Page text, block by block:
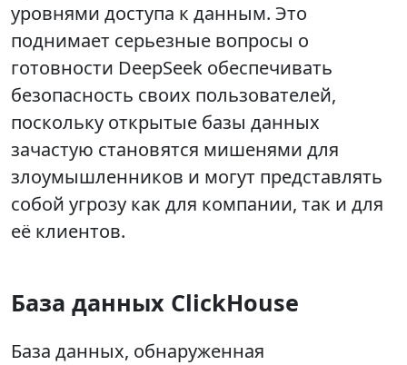
уровнями доступа к данным. Это
поднимает серьезные вопросы о
готовности DeepSeek обеспечивать
безопасность своих пользователей,
поскольку открытые базы данных
зачастую становятся мишенями для
злоумышленников и могут представлять
собой угрозу как для компании, так и для
её клиентов.
База данных ClickHouse
База данных, обнаруженная